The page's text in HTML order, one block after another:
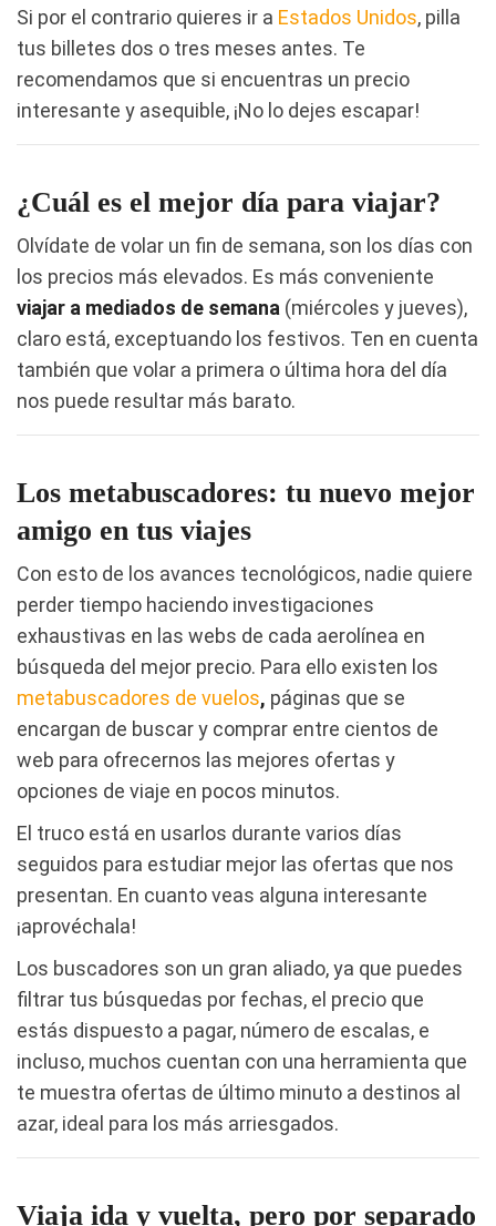
Si por el contrario quieres ir a Estados Unidos, pilla
tus billetes dos o tres meses antes. Te
recomendamos que si encuentras un precio
interesante y asequible, ¡No lo dejes escapar!
¿Cuál es el mejor día para viajar?
Olvídate de volar un fin de semana, son los días con
los precios más elevados. Es más conveniente
viajar a mediados de semana (miércoles y jueves),
claro está, exceptuando los festivos. Ten en cuenta
también que volar a primera o última hora del día
nos puede resultar más barato.
Los metabuscadores: tu nuevo mejor
amigo en tus viajes
Con esto de los avances tecnológicos, nadie quiere
perder tiempo haciendo investigaciones
exhaustivas en las webs de cada aerolínea en
búsqueda del mejor precio. Para ello existen los
metabuscadores de vuelos, páginas que se
encargan de buscar y comprar entre cientos de
web para ofrecernos las mejores ofertas y
opciones de viaje en pocos minutos.
El truco está en usarlos durante varios días
seguidos para estudiar mejor las ofertas que nos
presentan. En cuanto veas alguna interesante
¡aprovéchala!
Los buscadores son un gran aliado, ya que puedes
filtrar tus búsquedas por fechas, el precio que
estás dispuesto a pagar, número de escalas, e
incluso, muchos cuentan con una herramienta que
te muestra ofertas de último minuto a destinos al
azar, ideal para los más arriesgados.
Viaja ida y vuelta, pero por separado